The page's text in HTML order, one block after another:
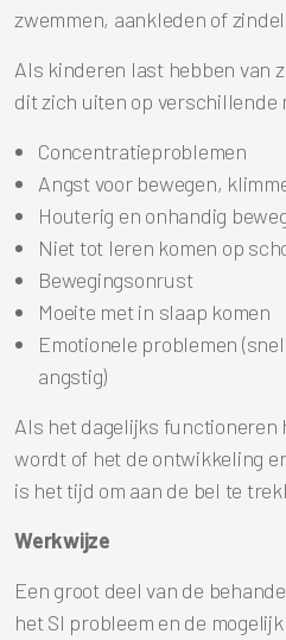
zwemmen, aankleden of
Als kinderen last hebben van
dit zich uiten op verschillende
Concentratieproblemen
Angst voor bewegen,
Houterig en onhandig
Niet tot leren komen op
Bewegingsonrust
Moeite met in slaap komen
Emotionele problemen
angstig)
Als het dagelijks functioneren
wordt of het de ontwikkeling
is het tijd om aan de bel te
Werkwijze
Een groot deel van de
het SI probleem en de